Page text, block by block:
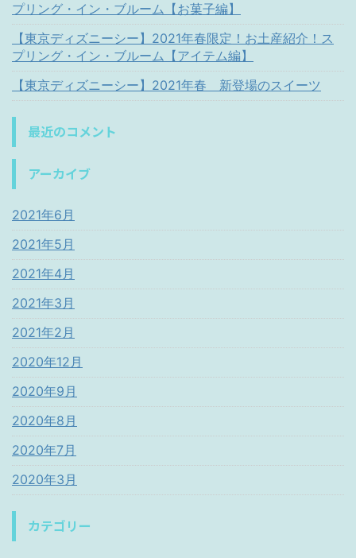
プリング・イン・ブルーム【お菓子編】
【東京ディズニーシー】2021年春限定！お土産紹介！ス
プリング・イン・ブルーム【アイテム編】
【東京ディズニーシー】2021年春 新登場のスイーツ
最近のコメント
アーカイブ
2021年6月
2021年5月
2021年4月
2021年3月
2021年2月
2020年12月
2020年9月
2020年8月
2020年7月
2020年3月
カテゴリー